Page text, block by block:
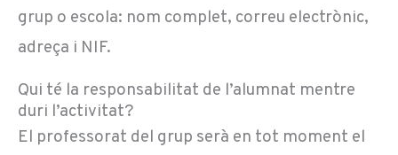
grup o escola: nom complet, correu electrònic,
adreça i NIF.
Qui té la responsabilitat de l’alumnat mentre
duri l’activitat?
El professorat del grup serà en tot moment el